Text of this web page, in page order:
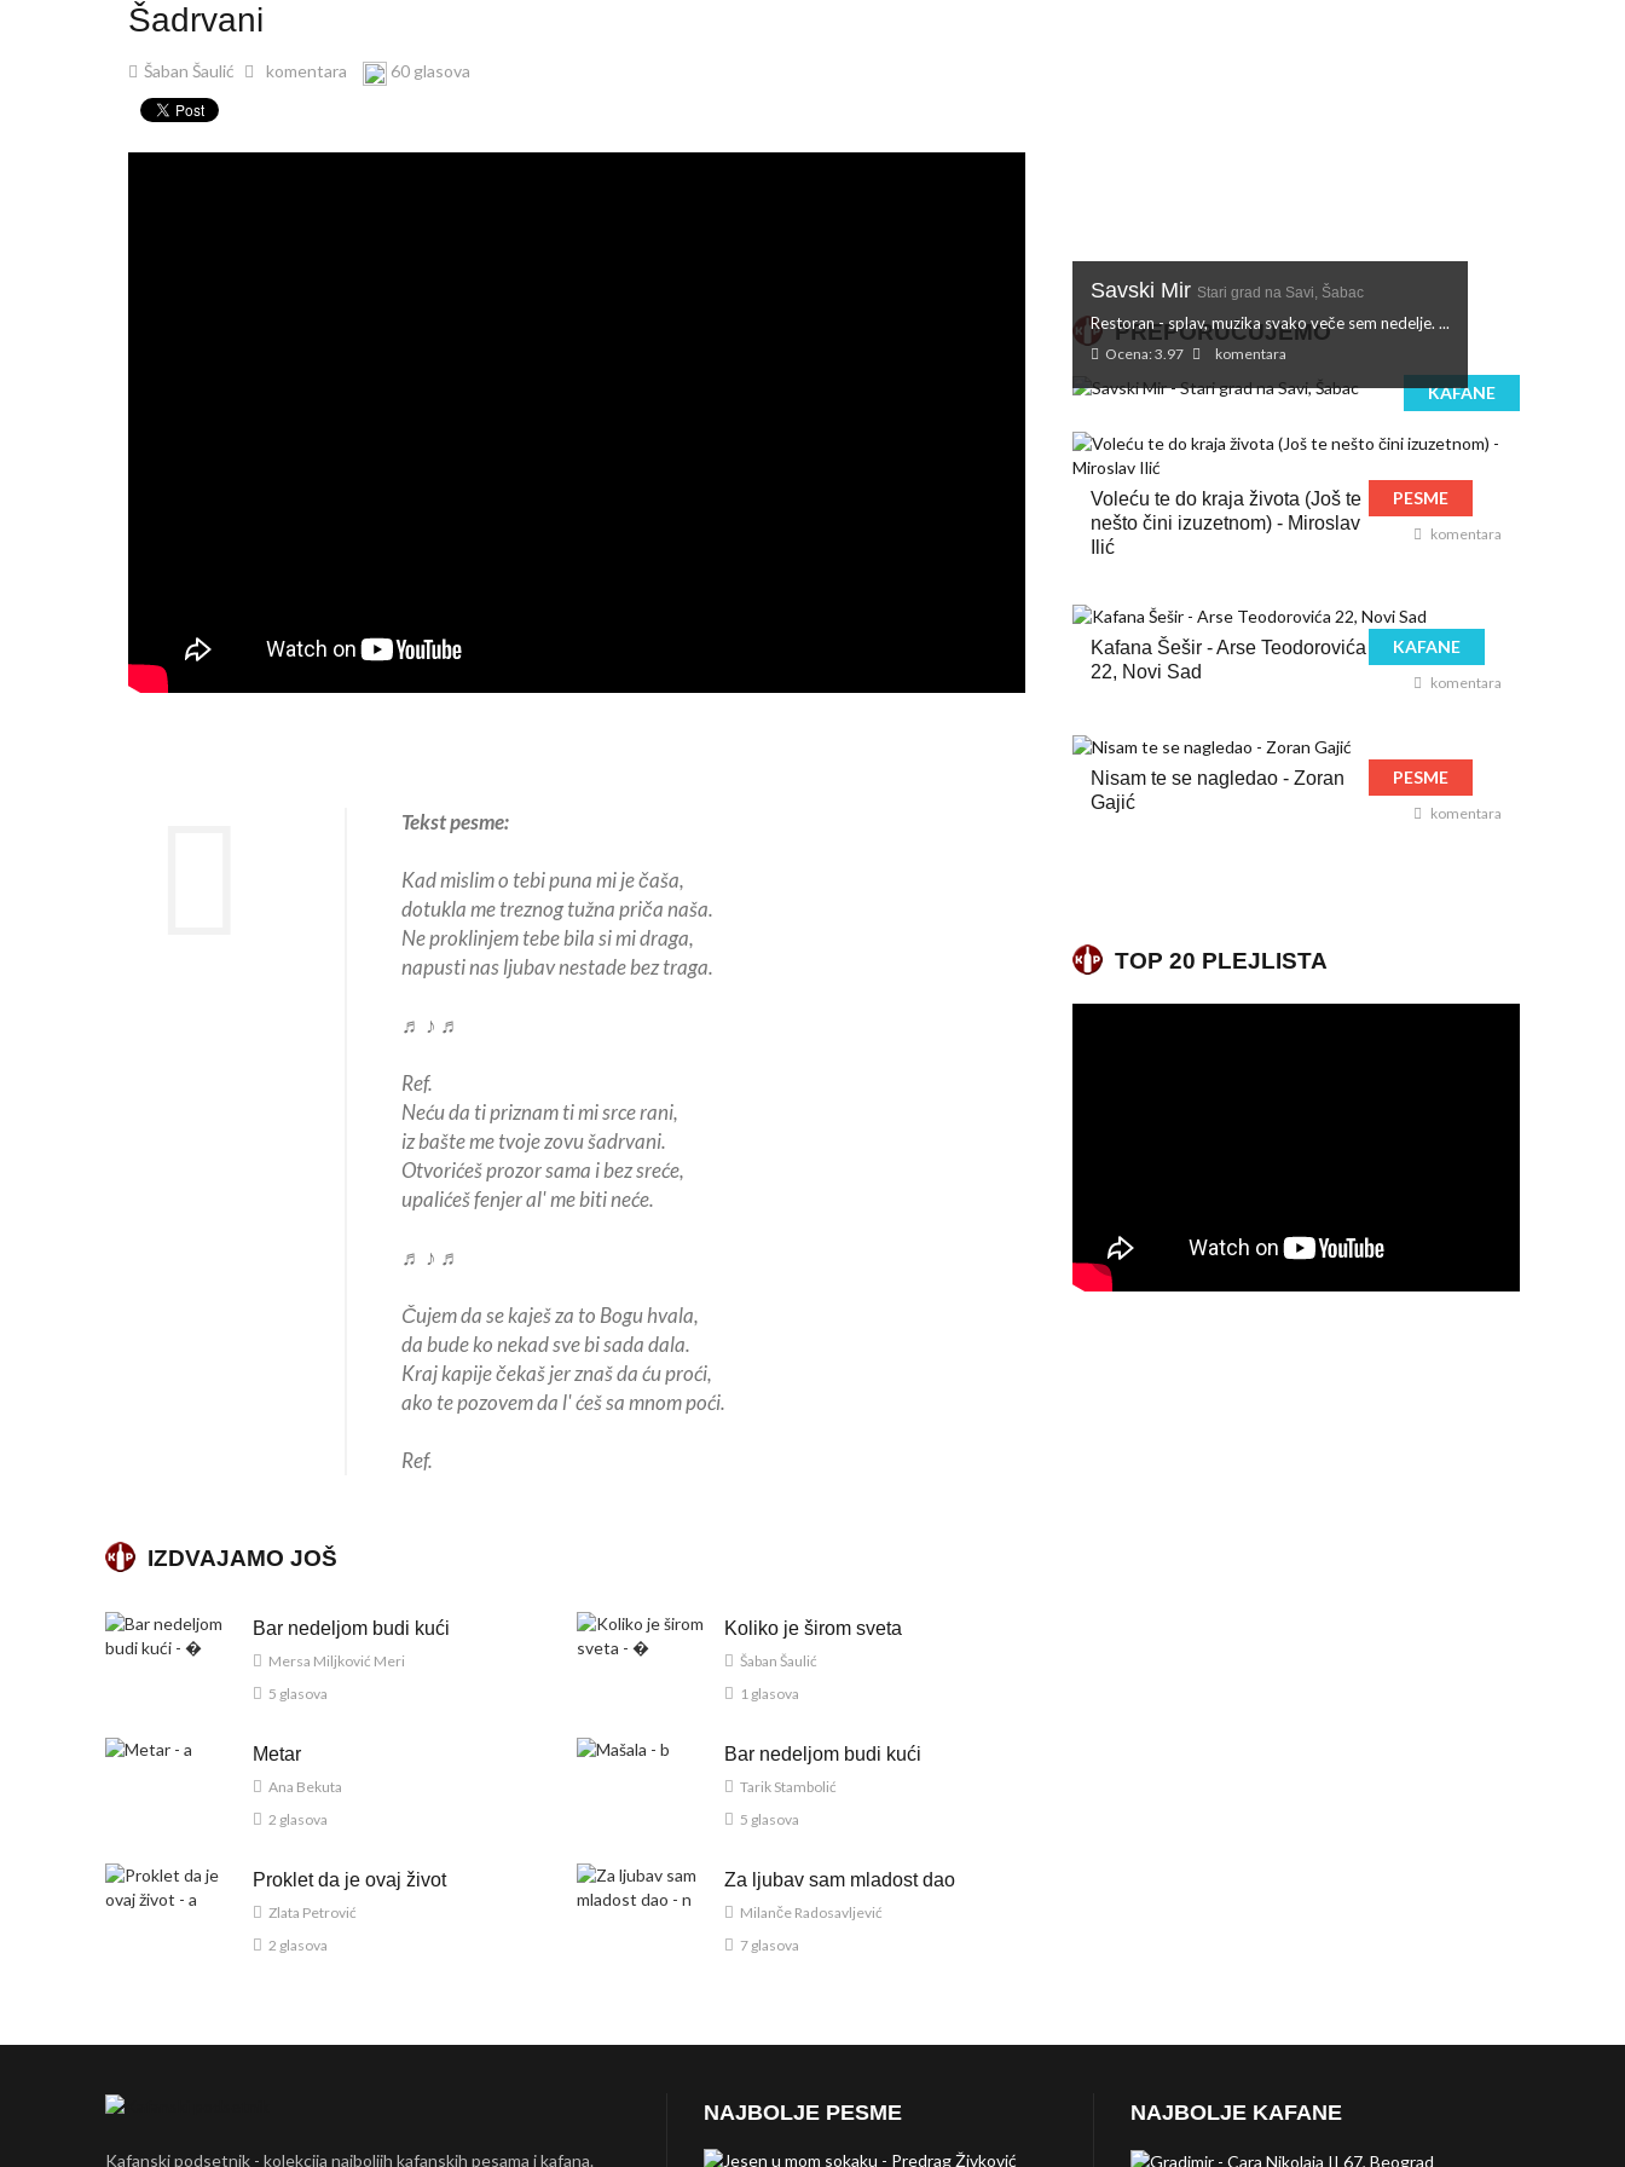
Šadrvani
Šaban Šaulić komentara 60 glasova
Tekst pesme:
Kad mislim o tebi puna mi je čaša,
dotukla me treznog tužna priča naša.
Ne proklinjem tebe bila si mi draga,
napusti nas ljubav nestade bez traga.
♬ ♪ ♬
Ref.
Neću da ti priznam ti mi srce rani,
iz bašte me tvoje zovu šadrvani.
Otvorićeš prozor sama i bez sreće,
upalićeš fenjer al' me biti neće.
♬ ♪ ♬
Čujem da se kaješ za to Bogu hvala,
da bude ko nekad sve bi sada dala.
Kraj kapije čekaš jer znaš da ću proći,
ako te pozovem da l' ćeš sa mnom poći.
Ref.
IZDVAJAMO JOŠ
Bar nedeljom budi kući
Mersa Miljković Meri
5 glasova
Koliko je širom sveta
Šaban Šaulić
1 glasova
Metar
Ana Bekuta
2 glasova
Bar nedeljom budi kući
Tarik Stambolić
5 glasova
Proklet da je ovaj život
Zlata Petrović
2 glasova
Za ljubav sam mladost dao
Milanče Radosavljević
7 glasova
PREPORUČUJEMO
KAFANE
Savski Mir Stari grad na Savi, Šabac
Restoran - splav, muzika svako veče sem nedelje. ...
Ocena: 3.97 komentara
Voleću te do kraja života (Još te
nešto čini izuzetnom) - Miroslav
Ilić
PESME
komentara
Kafana Šešir - Arse Teodorovića
22, Novi Sad
KAFANE
komentara
Nisam te se nagledao - Zoran
Gajić
PESME
komentara
TOP 20 PLEJLISTA
Kafanski podsetnik - kolekcija najboljih kafanskih pesama i kafana.
NAJBOLJE PESME NAJBOLJE KAFANE